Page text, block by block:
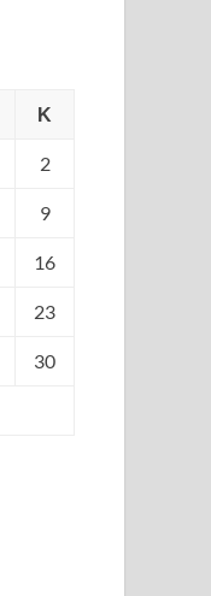
Κ
2
9
16
23
30